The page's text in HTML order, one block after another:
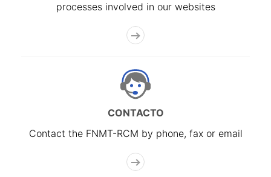
processes involved in our websites
CONTACTO
Contact the FNMT-RCM by phone, fax or email